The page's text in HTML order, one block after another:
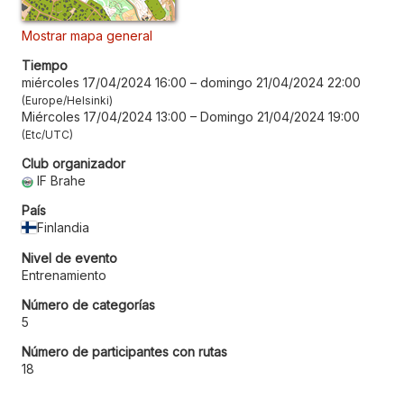
Mostrar mapa general
Tiempo
miércoles 17/04/2024 16:00 – domingo 21/04/2024 22:00
Europe/Helsinki
Miércoles 17/04/2024 13:00 – Domingo 21/04/2024 19:00
Etc/UTC
Club organizador
IF Brahe
País
Finlandia
Nivel de evento
Entrenamiento
Número de categorías
5
Número de participantes con rutas
18